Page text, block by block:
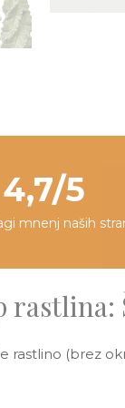
4,7/5
mnenj naših
rastlino (brez